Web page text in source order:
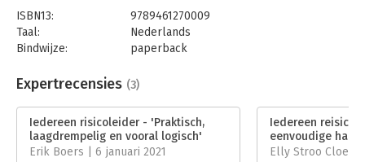
ISBN13:
9789461270009
Taal:
Nederlands
Bindwijze:
paperback
Uitgever:
Boom
Verschijningsdatum:
11-6-2020
Hoofdrubriek: Leiderschap
Expertrecensies (3)
Iedereen risicoleider - 'Praktisch,
laagdrempelig en vooral logisch'
Erik Boers | 6 januari 2021
Iedereen
eenvoudige
Elly Stroo Cloeck